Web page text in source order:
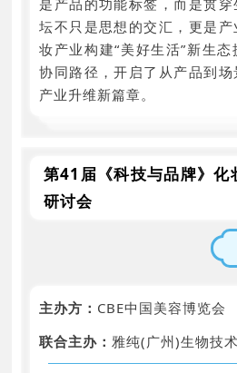
是产品的功能标签，而是贯
坛不只是思想的交汇，更是
妆产业构建“美好生活”新生
协同路径，开启了从产品到
产业升维新篇章。
第41届《科技与品牌》化
研讨会
主办方： CBE中国美容博览会
联合主办： 雅纯(广州)生物技